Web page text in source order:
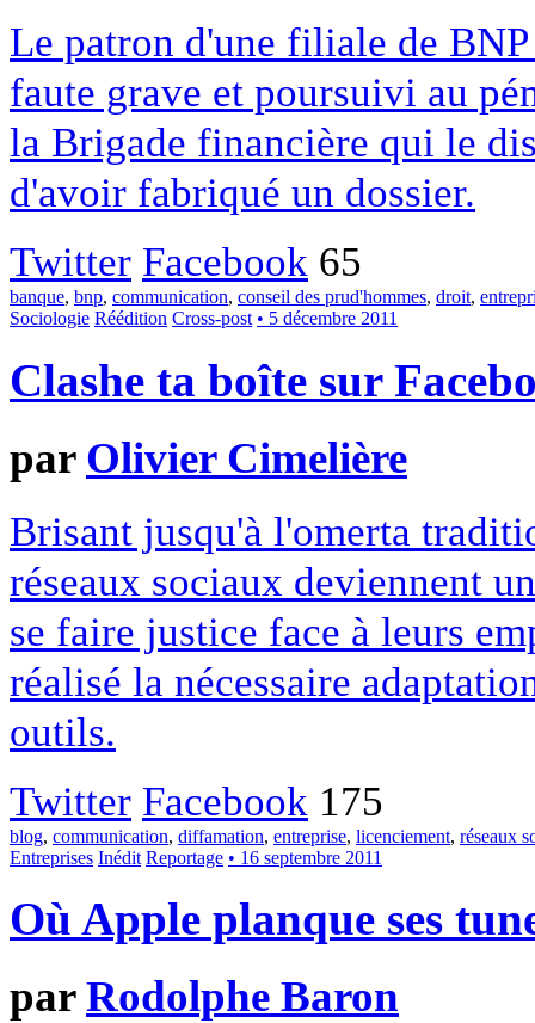
Le patron d'une filiale de
faute grave et poursuivi au
la Brigade financière qui le
d'avoir fabriqué un dossier.
Twitter Facebook 65
banque, bnp, communication, conseil des prud'hommes, droit,
Sociologie Réédition Cross-post • 5 décembre 2011
Clashe ta boîte sur
par Olivier Cimelière
Brisant jusqu'à l'omerta
réseaux sociaux deviennent
se faire justice face à leurs
réalisé la nécessaire
outils.
Twitter Facebook 175
blog, communication, diffamation, entreprise, licenciement, réseaux
Entreprises Inédit Reportage • 16 septembre 2011
Où Apple planque ses
parRodolphe Baron